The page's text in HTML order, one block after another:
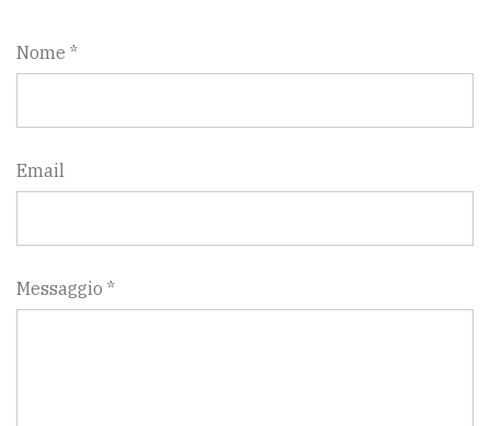
Privacy
policy
Nome *
Email
Messaggio *